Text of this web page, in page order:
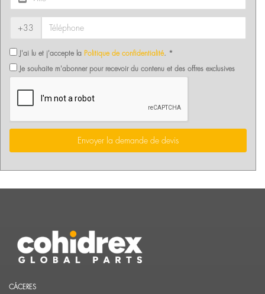
+33
J'ai lu et j'accepte la Politique de confidentialité. *
Je souhaite m'abonner pour recevoir du contenu et des offres exclusives
Envoyer la demande de devis
CÁCERES